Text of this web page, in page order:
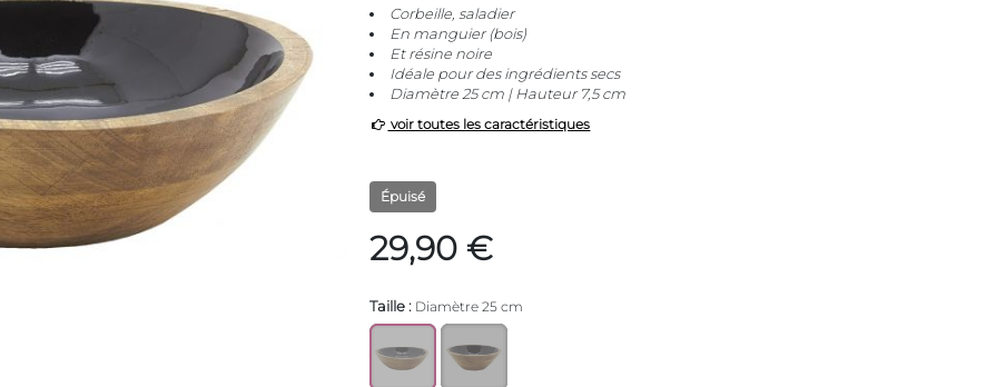
Corbeille, saladier
En manguier (bois)
Et résine noire
Idéale pour des ingrédients secs
Diamètre 25 cm | Hauteur 7,5 cm
voir toutes les caractéristiques
Épuisé
29,90 €
Taille : Diamètre 25 cm